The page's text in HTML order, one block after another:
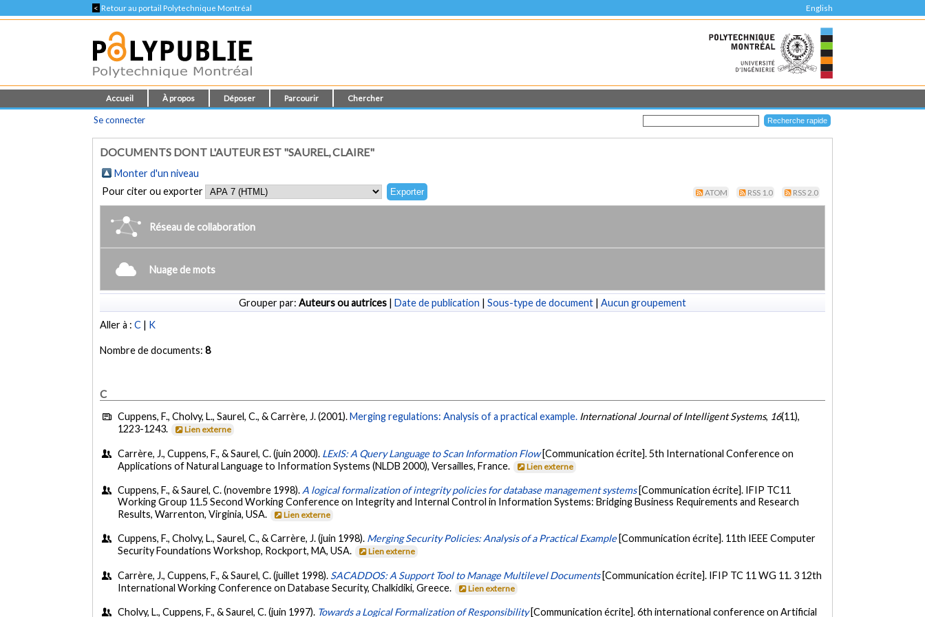
< Retour au portail Polytechnique Montréal English
Accueil À propos Déposer Parcourir Chercher
Se connecter
DOCUMENTS DONT L'AUTEUR EST "SAUREL, CLAIRE"
Monter d'un niveau
Pour citer ou exporter
ATOM RSS 1.0 RSS 2.0
Réseau de collaboration
Nuage de mots
Grouper par: Auteurs ou autrices | Date de publication | Sous-type de document | Aucun groupement
Aller à :C | K
Nombre de documents:8
C
Cuppens, F., Cholvy, L., Saurel, C., & Carrère, J. (2001).Merging regulations: Analysis of a practical example. International Journal of Intelligent Systems, 16(11),
1223-1243.
Lien externe
Carrère, J., Cuppens, F., & Saurel, C. (juin 2000). LExIS: A Query Language to Scan Information Flow [Communication écrite]. 5th International Conference on
Applications of Natural Language to Information Systems (NLDB 2000), Versailles, France.
Lien externe
Cuppens, F., & Saurel, C. (novembre 1998). A logical formalization of integrity policies for database management systems [Communication écrite]. IFIP TC11
Working Group 11.5 Second Working Conference on Integrity and Internal Control in Information Systems: Bridging Business Requirements and Research
Results, Warrenton, Virginia, USA.
Lien externe
Cuppens, F., Cholvy, L., Saurel, C., & Carrère, J. (juin 1998). Merging Security Policies: Analysis of a Practical Example [Communication écrite]. 11th IEEE Computer
Security Foundations Workshop, Rockport, MA, USA.
Lien externe
Carrère, J., Cuppens, F., & Saurel, C. (juillet 1998). SACADDOS: A Support Tool to Manage Multilevel Documents [Communication écrite]. IFIP TC 11 WG 11. 3 12th
International Working Conference on Database Security, Chalkidiki, Greece.
Lien externe
Cholvy, L., Cuppens, F., & Saurel, C. (juin 1997). Towards a Logical Formalization of Responsibility [Communication écrite]. 6th international conference on Artificial